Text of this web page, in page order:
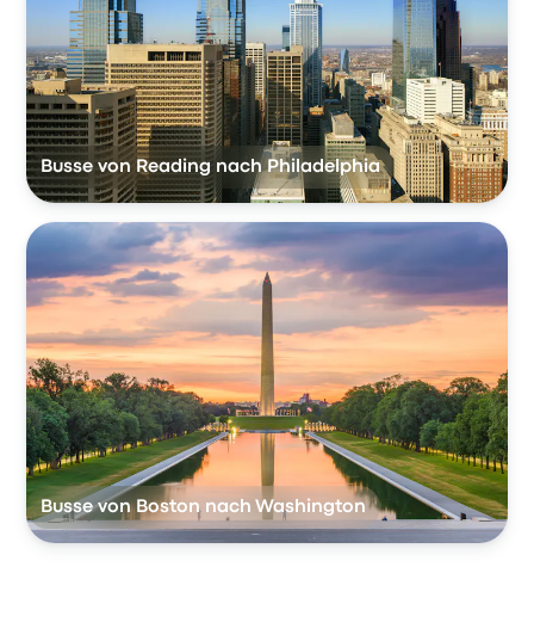
Busse von Reading nach Philadelphia
Busse von Boston nach Washington